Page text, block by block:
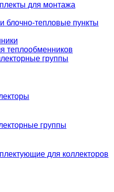
для монтажа
блочно-тепловые пункты
теплообменников
группы
группы
для коллекторов